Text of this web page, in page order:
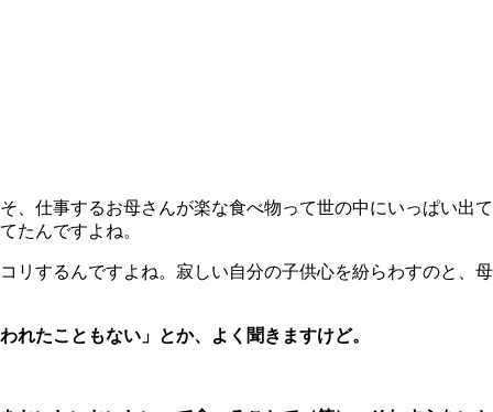
仕事するお母さんが楽な食べ物って世の中にいっぱい出て
たんですよね。
リするんですよね。寂しい自分の子供心を紛らわすのと、母
たこともない」とか、よく聞きますけど。